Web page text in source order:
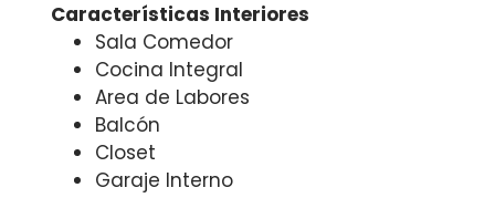
Características Interiores
Sala Comedor
Cocina Integral
Area de Labores
Balcón
Closet
Garaje Interno